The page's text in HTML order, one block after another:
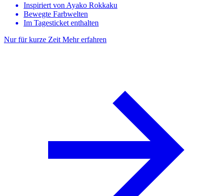
Inspiriert von Ayako Rokkaku
Bewegte Farbwelten
Im Tagesticket enthalten
Nur für kurze Zeit Mehr erfahren